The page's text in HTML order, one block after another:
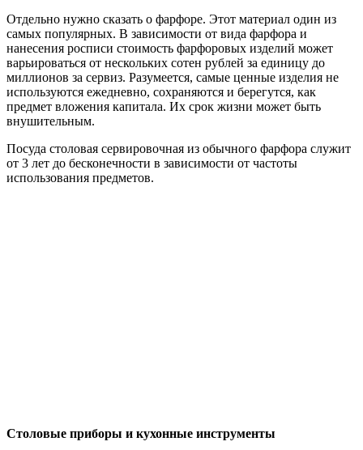
Отдельно нужно сказать о фарфоре. Этот материал один из
самых популярных. В зависимости от вида фарфора и
нанесения росписи стоимость фарфоровых изделий может
варьироваться от нескольких сотен рублей за единицу до
миллионов за сервиз. Разумеется, самые ценные изделия не
используются ежедневно, сохраняются и берегутся, как
предмет вложения капитала. Их срок жизни может быть
внушительным.
Посуда столовая сервировочная из обычного фарфора служит
от 3 лет до бесконечности в зависимости от частоты
использования предметов.
Столовые приборы и кухонные инструменты